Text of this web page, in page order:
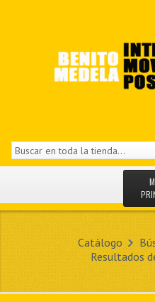
Catálogo
Resultados